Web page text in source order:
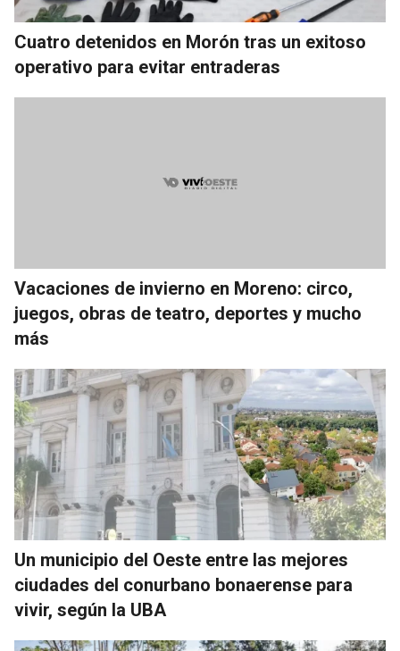
Cuatro detenidos en Morón tras un exitoso
operativo para evitar entraderas
Vacaciones de invierno en Moreno: circo,
juegos, obras de teatro, deportes y mucho
más
Un municipio del Oeste entre las mejores
ciudades del conurbano bonaerense para
vivir, según la UBA